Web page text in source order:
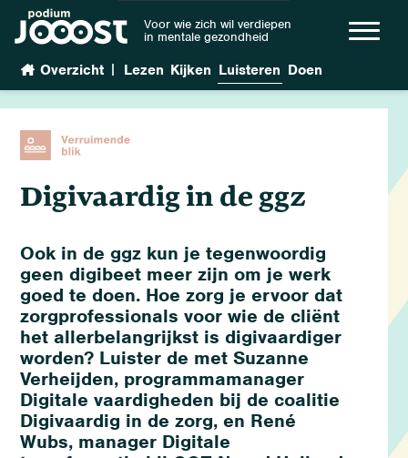
Voor wie zich wil verdiepen
in mentale gezondheid
Overzicht | Lezen Kijken Luisteren Doen
Digivaardig in de ggz
Ook in de ggz kun je tegenwoordig
geen digibeet meer zijn om je werk
goed te doen. Hoe zorg je ervoor dat
zorgprofessionals voor wie de cliënt
het allerbelangrijkst is digivaardiger
worden? Luister de met Suzanne
Verheijden, programmamanager
Digitale vaardigheden bij de coalitie
Digivaardig in de zorg, en René
Wubs, manager Digitale